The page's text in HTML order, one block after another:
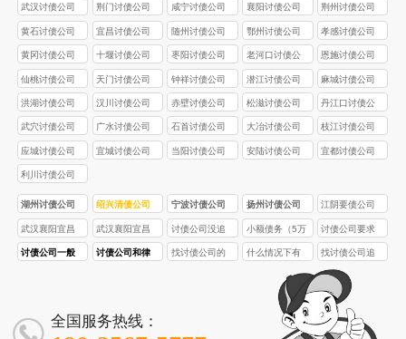
武汉讨债公司 荆门讨债公司 咸宁讨债公司 襄阳讨债公司 荆州讨债公司
黄石讨债公司 宜昌讨债公司 随州讨债公司 鄂州讨债公司 孝感讨债公司
黄冈讨债公司 十堰讨债公司 枣阳讨债公司
老河口讨债公
司
恩施讨债公司
仙桃讨债公司 天门讨债公司 钟祥讨债公司 潜江讨债公司 麻城讨债公司
洪湖讨债公司 汉川讨债公司 赤壁讨债公司 松滋讨债公司
丹江口讨债公
司
武穴讨债公司 广水讨债公司 石首讨债公司 大冶讨债公司 枝江讨债公司
应城讨债公司 宜城讨债公司 当阳讨债公司 安陆讨债公司 宜都讨债公司
利川讨债公司
湖州讨债公司 绍兴清债公司 宁波讨债公司 扬州讨债公司 江阴要债公司
武汉襄阳宜昌
讨债公司_权益
武汉襄阳宜昌
讨债公司_全场
讨债公司没追
回欠款，要求
小额债务（5万
以下）找讨债
讨债公司要求
先交定金，能
风险？
讨债公司一般
讨债公司和律
找讨债公司的
什么情况下有
人会找讨债公
司？真能解决
问题吗？
找讨债公司追
债靠谱吗？
2025年最新风
险提示
全国服务热线：